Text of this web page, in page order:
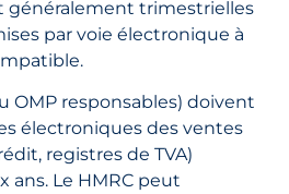
généralement trimestrielles
par voie électronique à
OMP responsables) doivent
électroniques des ventes
registres de TVA)
ans. Le HMRC peut